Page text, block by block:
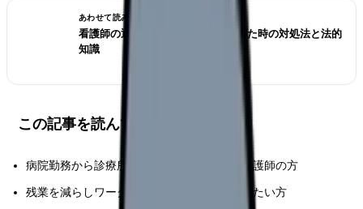
あわせて読みたい
看護師の退職交渉術｜引き止められた時の対処法と法的
知識
この記事を読んでほしい人
病院勤務から診療所への転職を考えている看護師の方
残業を減らしワークライフバランスを重視したい方